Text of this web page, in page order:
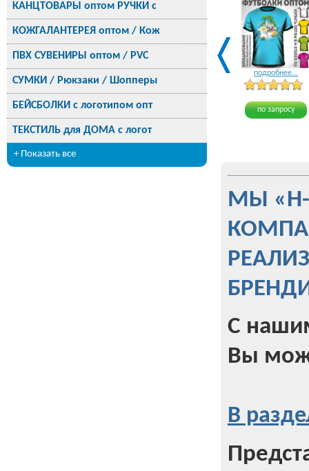
КАНЦТОВАРЫ оптом РУЧКИ с
КОЖГАЛАНТЕРЕЯ оптом / Кож
ПВХ СУВЕНИРЫ оптом / PVC
СУМКИ / Рюкзаки / Шопперы
БЕЙСБОЛКИ с логотипом опт
ТЕКСТИЛЬ для ДОМА с логот
+ Показать все
подробнее...
по запросу
МЫ
С
Вы
В